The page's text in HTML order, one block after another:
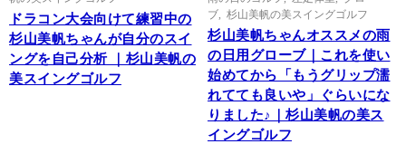
ドラコン大会向けて練習中の
杉山美帆ちゃんが自分のスイ
ングを自己分析 ｜杉山美帆の
美スイングゴルフ
ブ
杉山美帆の美スイングゴルフ
杉山美帆ちゃんオススメの雨
の日用グローブ｜これを使い
始めてから「もうグリップ濡
れてても良いや」ぐらいにな
りました♪｜杉山美帆の美ス
イングゴルフ